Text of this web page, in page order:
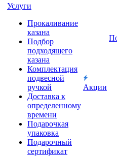
Услуги
Прокаливание
казана
Подбор
подходящего
казана
Комплектация
подвесной
ручкой
Доставка к
определенному
времени
Подарочкая
упаковка
Подарочный
сертификат
Акции